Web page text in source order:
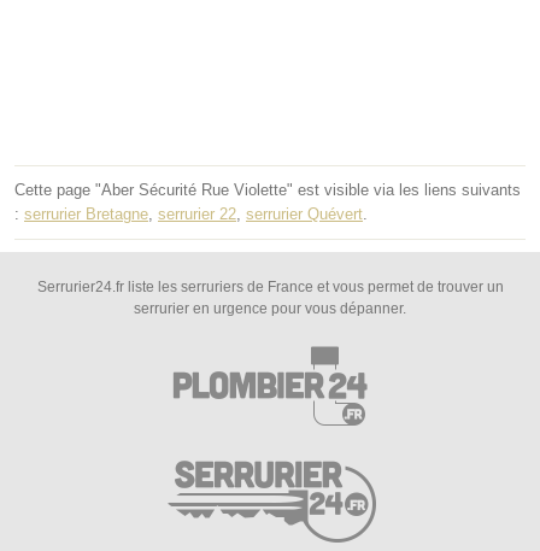
Cette page "Aber Sécurité Rue Violette" est visible via les liens suivants
: serrurier Bretagne serrurier 22 serrurier Quévert
Serrurier24.fr liste les serruriers de France et vous permet de trouver un
serrurier en urgence pour vous dépanner.